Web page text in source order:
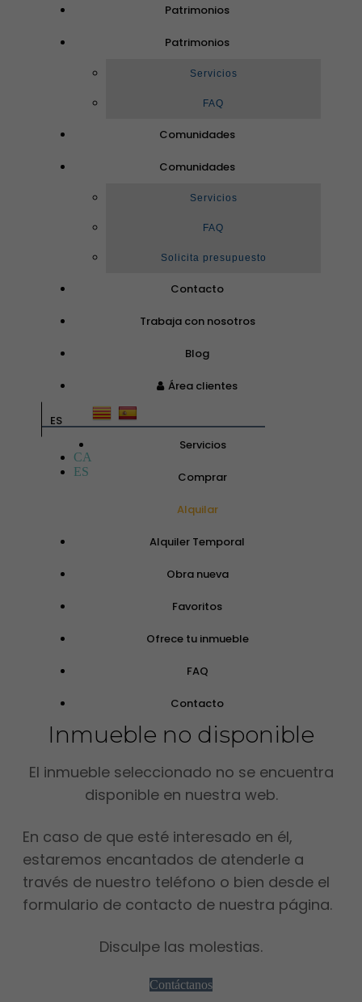
Patrimonios
Patrimonios
Servicios
FAQ
Comunidades
Comunidades
Servicios
FAQ
Solicita presupuesto
Contacto
Trabaja con nosotros
Blog
Área clientes
ES
CA
ES
Servicios
Comprar
Alquilar
Alquiler Temporal
Obra nueva
Favoritos
Ofrece tu inmueble
FAQ
Contacto
Inmueble no disponible
El inmueble seleccionado no se encuentra
disponible en nuestra web.
En caso de que esté interesado en él,
estaremos encantados de atenderle a
través de nuestro teléfono o bien desde el
formulario de contacto de nuestra página.
Disculpe las molestias.
Contáctanos